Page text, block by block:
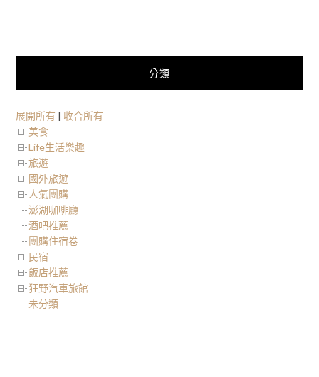
分類
展開所有 | 收合所有
美食
Life生活樂趣
旅遊
國外旅遊
人氣團購
澎湖咖啡廳
酒吧推薦
團購住宿卷
民宿
飯店推薦
狂野汽車旅館
未分類